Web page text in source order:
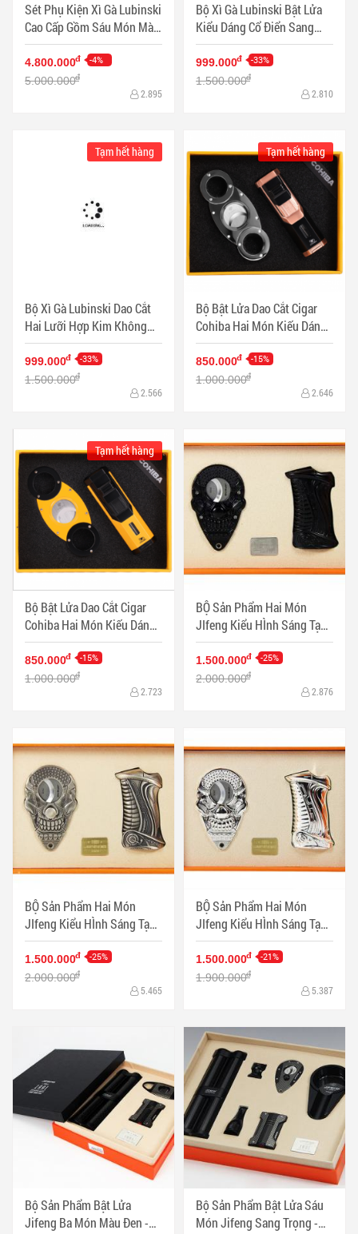
Sét Phụ Kiện Xì Gà Lubinski
Cao Cấp Gồm Sáu Món Màu
Đen - Mã SP: PKXG410
4.800.000đ -4%
5.000.000đ
2.895
Bộ Xì Gà Lubinski Bật Lửa
Kiểu Dáng Cổ Điển Sang
Trọng Dao Cắt Hợp Kim
Không Ghỉ - Mã SP:
PKXG399
999.000đ -33%
1.500.000đ
2.810
Bộ Xì Gà Lubinski Dao Cắt
Hai Lưỡi Hợp Kim Không
Ghỉ Bật Lửa Chống Gió - Mã
SP: PKXG398
Tạm hết hàng
999.000đ -33%
1.500.000đ
2.566
Bộ Bật Lửa Dao Cắt Cigar
Cohiba Hai Món Kiếu Dáng
Sang Trọng Màu Đen T-61 -
Mã SP: PKXG396D
Tạm hết hàng
850.000đ -15%
1.000.000đ
2.646
Bộ Bật Lửa Dao Cắt Cigar
Cohiba Hai Món Kiếu Dáng
Sang Trọng Màu Vàng T-61
- Mã SP: PKXG396V
Tạm hết hàng
850.000đ -15%
1.000.000đ
2.723
BỘ Sản Phẩm Hai Món
JIfeng Kiểu HÌnh Sáng Tạo
Sang TRọng Màu Đen - Mã
SP: PKXG356
1.500.000đ -25%
2.000.000đ
2.876
BỘ Sản Phẩm Hai Món
JIfeng Kiểu HÌnh Sáng Tạo
Sang TRọng - Mã SP:
PKXG355
1.500.000đ -25%
2.000.000đ
5.465
BỘ Sản Phẩm Hai Món
JIfeng Kiểu HÌnh Sáng Tạo
Sang TRọng Màu Bạc - Mã
SP: PKXG353
1.500.000đ -21%
1.900.000đ
5.387
Bộ Sản Phẩm Bật Lửa
Jifeng Ba Món Màu Đen -
Bộ Sản Phẩm Bật Lửa Sáu
Món Jifeng Sang Trọng -